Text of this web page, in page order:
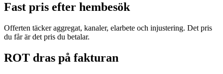
Fast pris efter hembesök
Offerten täcker aggregat, kanaler, elarbete och injustering. Det pris
du får är det pris du betalar.
ROT dras på fakturan